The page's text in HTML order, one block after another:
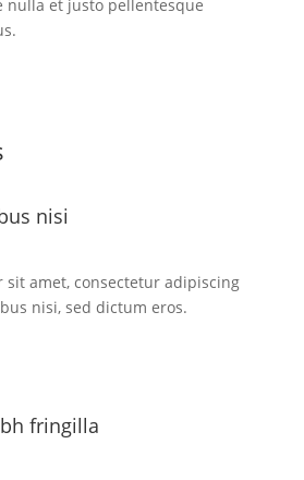
nulla et justo pellentesque
nisi
sit amet, consectetur adipiscing
nisi, sed dictum eros.
fringilla